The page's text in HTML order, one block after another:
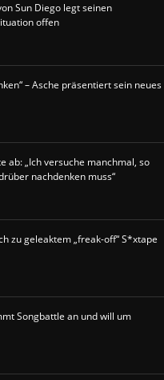
Sun Diego legt seinen
offen
– Asche präsentiert sein neues
ab: „Ich versuche manchmal, so
nachdenken muss“
zu geleaktem „freak-off“ S*xtape
Songbattle an und will um